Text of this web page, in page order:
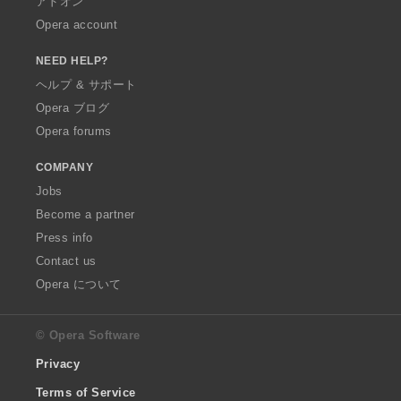
Opera account
NEED HELP?
ヘルプ & サポート
Opera ブログ
Opera forums
COMPANY
Jobs
Become a partner
Press info
Contact us
Opera について
© Opera Software
Privacy
Terms of Service